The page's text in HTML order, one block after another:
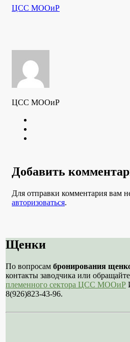
Рубрики
Автор
ЦСС МООиР
ЦСС МООиР
Добавить
Для отправки комментария вам
авторизоваться.
Щенки
По вопросам бронирования
контакты заводчика или
племенного сектора ЦСС МООиР
8(926)823-43-96.